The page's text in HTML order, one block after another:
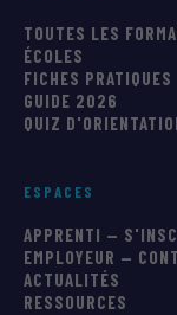
TOUTES LES
ÉCOLES
FICHES PRATIQUES
GUIDE 2026
QUIZ
ESPACES
APPRENTI —
EMPLOYEUR —
ACTUALITÉS
RESSOURCES